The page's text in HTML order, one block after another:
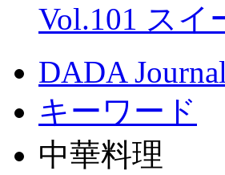
Vol.101 ス
DADA Journal
キーワード
中華料理